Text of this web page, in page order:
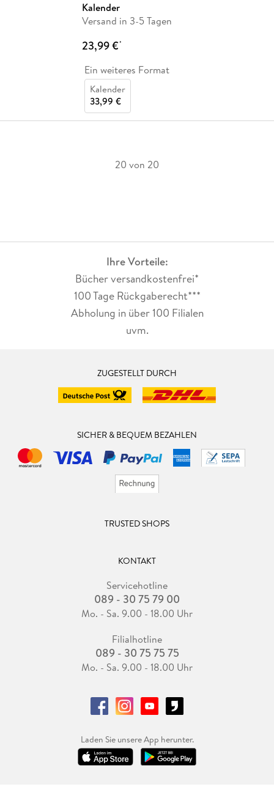
Kalender
Versand in 3-5 Tagen
23,99 €*
Ein weiteres Format
Kalender
33,99 €
20 von 20
Ihre Vorteile:
Bücher versandkostenfrei*
100 Tage Rückgaberecht***
Abholung in über 100 Filialen
uvm.
ZUGESTELLT DURCH
SICHER & BEQUEM BEZAHLEN
TRUSTED SHOPS
KONTAKT
Servicehotline
089 - 30 75 79 00
Mo. - Sa. 9.00 - 18.00 Uhr
Filialhotline
089 - 30 75 75 75
Mo. - Sa. 9.00 - 18.00 Uhr
Laden Sie unsere App herunter.